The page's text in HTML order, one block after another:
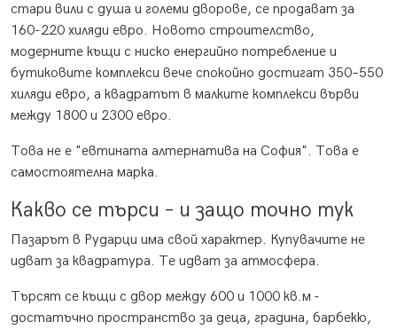
стари вили с душа и големи дворове, се продават за
160-220 хиляди евро. Новото строителство,
модерните къщи с ниско енергийно потребление и
бутиковите комплекси вече спокойно достигат 350–550
хиляди евро, а квадратът в малките комплекси върви
между 1800 и 2300 евро.
Това не е "евтината алтернатива на София". Това е
самостоятелна марка.
Какво се търси – и защо точно тук
Пазарът в Рударци има свой характер. Купувачите не
идват за квадратура. Те идват за атмосфера.
Търсят се къщи с двор между 600 и 1000 кв.м -
достатъчно пространство за деца, градина, барбекю,